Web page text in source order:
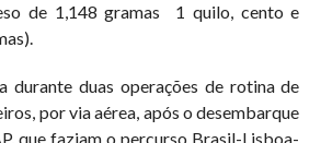
de 1,148 gramas 1 quilo, cento e
durante duas operações de rotina de
por via aérea, após o desembarque
que faziam o percurso Brasil-Lisboa-